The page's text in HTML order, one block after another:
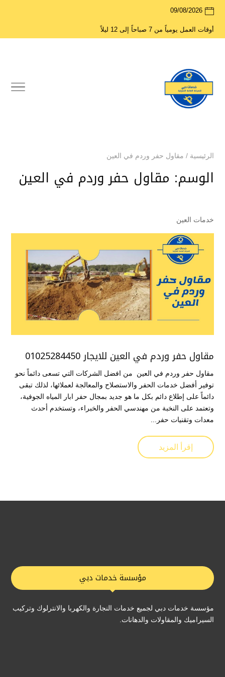
09/08/2026
أوقات العمل يومياً من 7 صباحاً إلى 12 ليلاً
الرئيسية / مقاول حفر وردم في العين
الوسم: مقاول حفر وردم في العين
خدمات العين
مقاول حفر وردم في العين للايجار 01025284450
مقاول حفر وردم في العين من افضل الشركات التي تسعى دائماً نحو
توفير أفضل خدمات الحفر والاستصلاح والمعالجة لعملائها، لذلك تبقى
دائماً على إطلاع دائم بكل ما هو جديد بمجال حفر ابار المياه الجوفية،
وتعتمد على النخبة من مهندسي الحفر والخبراء، وتستخدم أحدث
معدات وتقنيات حفر...
إقرأ المزيد
مؤسسة خدمات دبي
مؤسسة خدمات دبي لجميع خدمات النجارة والكهربا والانترلوك وتركيب
السيراميك والمقاولات والدهانات.